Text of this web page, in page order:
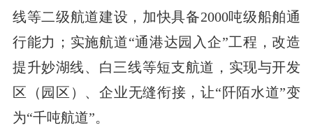
线等二级航道建设，加快具备2000吨级船舶通
行能力；实施航道“通港达园入企”工程，改造
提升妙湖线、白三线等短支航道，实现与开发
区（园区）、企业无缝衔接，让“阡陌水道”变
为“千吨航道”。